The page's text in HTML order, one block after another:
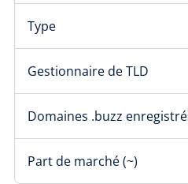
Type
Gestionnaire de TLD
Domaines .buzz
Part de marché (~)